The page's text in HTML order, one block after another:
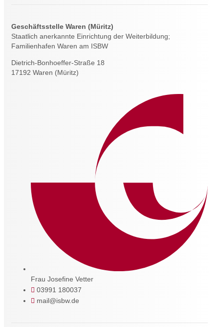
Geschäftsstelle Waren (Müritz)
Staatlich anerkannte Einrichtung der Weiterbildung;
Familienhafen Waren am ISBW
Dietrich-Bonhoeffer-Straße 18
17192 Waren (Müritz)
Frau Josefine Vetter
03991 180037
mail@isbw.de